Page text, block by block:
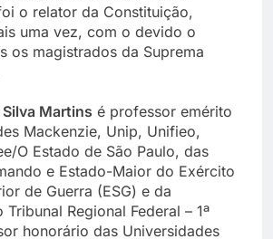
o relator da Constituição,
uma vez, com o devido o
os magistrados da Suprema
Martins é professor emérito
Mackenzie, Unip, Unifieo,
O Estado de São Paulo, das
e Estado-Maior do Exército
de Guerra (ESG) e da
Regional Federal – 1ª
honorário das Universidades